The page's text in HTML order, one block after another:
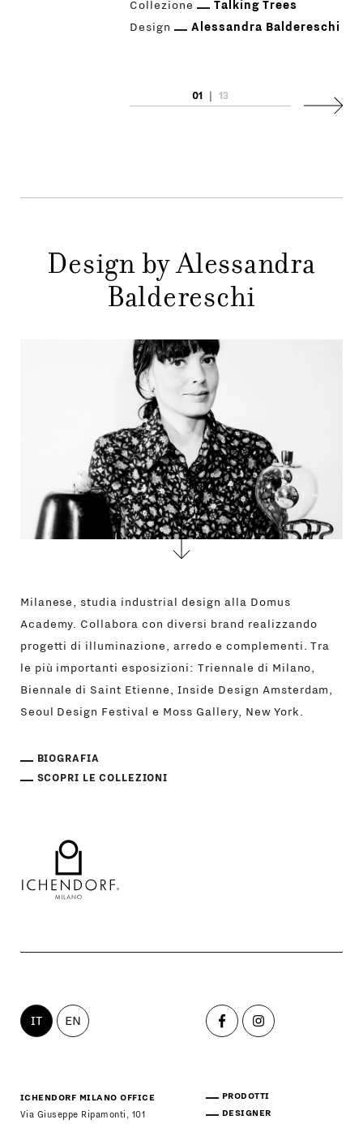
MENU
PRINCIPALE
PRODOTTI
STORE
CONTATTI
Collezione
Talking Trees
Design
Alessandra Baldereschi
01 | 13
Design by Alessandra
Baldereschi
Milanese, studia industrial design alla Domus
Academy. Collabora con diversi brand realizzando
progetti di illuminazione, arredo e complementi. Tra
le più importanti esposizioni: Triennale di Milano,
Biennale di Saint Etienne, Inside Design Amsterdam,
Seoul Design Festival e Moss Gallery, New York.
BIOGRAFIA
SCOPRI LE COLLEZIONI
IT EN
ICHENDORF MILANO OFFICE
Via Giuseppe Ripamonti, 101
PRODOTTI
DESIGNER